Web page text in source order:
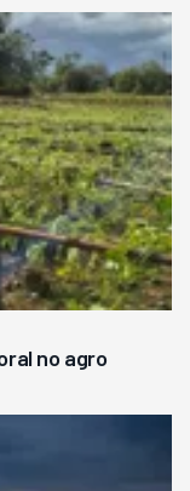
no agro